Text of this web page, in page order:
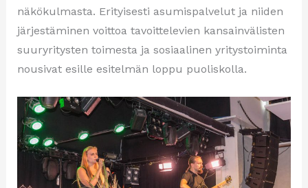
näkökulmasta. Erityisesti asumispalvelut ja niiden
järjestäminen voittoa tavoittelevien kansainvälisten
suuryritysten toimesta ja sosiaalinen yritystoiminta
nousivat esille esitelmän loppu puoliskolla.